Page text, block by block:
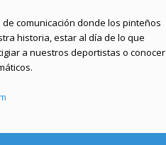
comunicación donde los pinteños
historia, estar al día de lo que
a nuestros deportistas o conocer